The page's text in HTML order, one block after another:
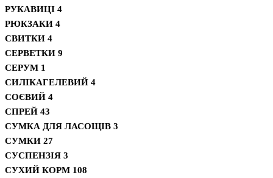
РУКАВИЦІ 4
РЮКЗАКИ 4
СВИТКИ 4
СЕРВЕТКИ 9
СЕРУМ 1
СИЛІКАГЕЛЕВИЙ 4
СОЄВИЙ 4
СПРЕЙ 43
СУМКА ДЛЯ ЛАСОЩІВ 3
СУМКИ 27
СУСПЕНЗІЯ 3
СУХИЙ КОРМ 108